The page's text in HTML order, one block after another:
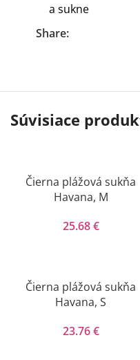
a sukne
Share:
Súvisiace
Čierna plážová sukňa
Havana, M
25.68€
Čierna plážová sukňa
Havana, S
23.76€